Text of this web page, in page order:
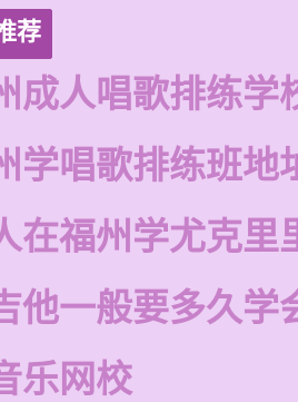
荐
成人唱歌排练学
学唱歌排练班地
在福州学尤克里
他一般要多久学
乐网校